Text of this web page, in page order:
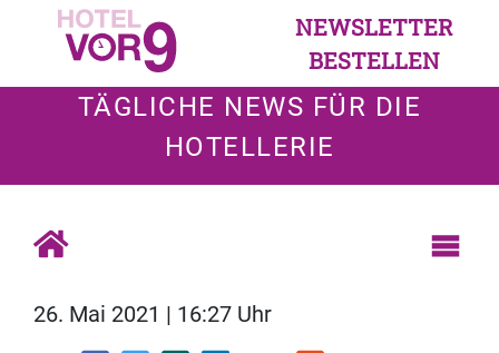
NEWSLETTER
BESTELLEN
TÄGLICHE NEWS FÜR DIE
HOTELLERIE
26. Mai 2021 | 16:27 Uhr